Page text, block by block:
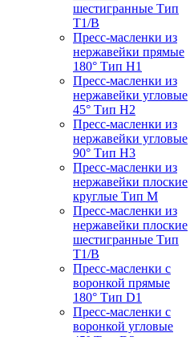
шестигранные Тип
T1/B
Пресс-масленки из
нержавейки прямые
180° Тип H1
Пресс-масленки из
нержавейки угловые
45° Тип H2
Пресс-масленки из
нержавейки угловые
90° Тип H3
Пресс-масленки из
нержавейки плоские
круглые Тип M
Пресс-масленки из
нержавейки плоские
шестигранные Тип
T1/B
Пресс-масленки с
воронкой прямые
180° Тип D1
Пресс-масленки с
воронкой угловые